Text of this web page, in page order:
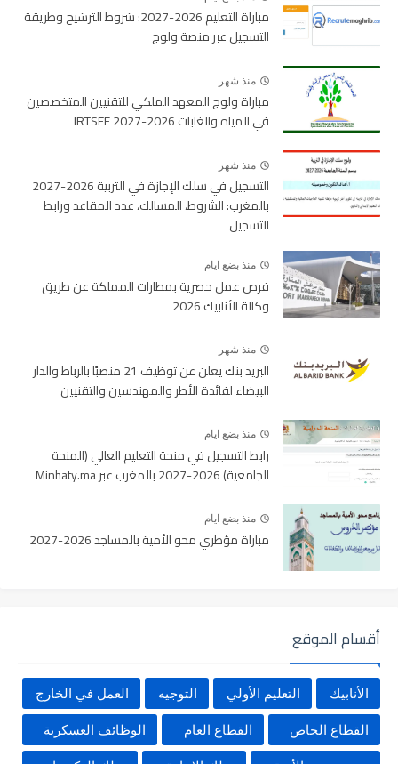
مباراة التعليم 2026-2027: شروط الترشيح وطريقة
التسجيل عبر منصة ولوج
منذ شهر
مباراة ولوج المعهد الملكي للتقنيين المتخصصين
في المياه والغابات 2026-2027 IRTSEF
منذ شهر
التسجيل في سلك الإجازة في التربية 2026-2027
بالمغرب: الشروط، المسالك، عدد المقاعد ورابط
التسجيل
منذ بضع ايام
فرص عمل حصرية بمطارات المملكة عن طريق
وكالة الأنابيك 2026
منذ شهر
البريد بنك يعلن عن توظيف 21 منصبًا بالرباط والدار
البيضاء لفائدة الأطر والمهندسين والتقنيين
منذ بضع ايام
رابط التسجيل في منحة التعليم العالي (المنحة
الجامعية) 2026-2027 بالمغرب عبر Minhaty.ma
منذ بضع ايام
مباراة مؤطري محو الأمية بالمساجد 2026-2027
أقسام الموقع
الأنابيك التعليم الأولي التوجيه العمل في الخارج
القطاع الخاص القطاع العام الوظائف العسكرية